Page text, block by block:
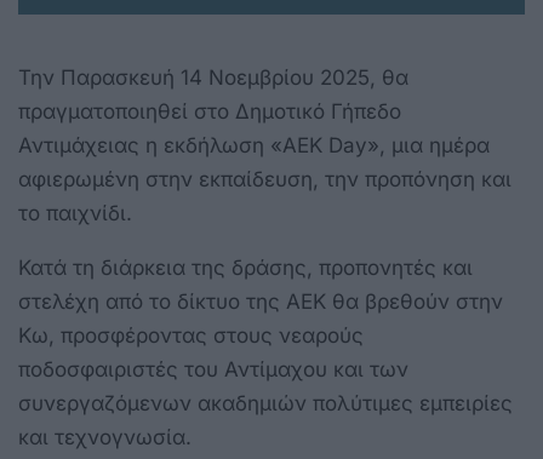
Την Παρασκευή 14 Νοεμβρίου 2025, θα
πραγματοποιηθεί στο Δημοτικό Γήπεδο
Αντιμάχειας η εκδήλωση «AEK Day», μια ημέρα
αφιερωμένη στην εκπαίδευση, την προπόνηση και
το παιχνίδι.
Κατά τη διάρκεια της δράσης, προπονητές και
στελέχη από το δίκτυο της ΑΕΚ θα βρεθούν στην
Κω, προσφέροντας στους νεαρούς
ποδοσφαιριστές του Αντίμαχου και των
συνεργαζόμενων ακαδημιών πολύτιμες εμπειρίες
και τεχνογνωσία.